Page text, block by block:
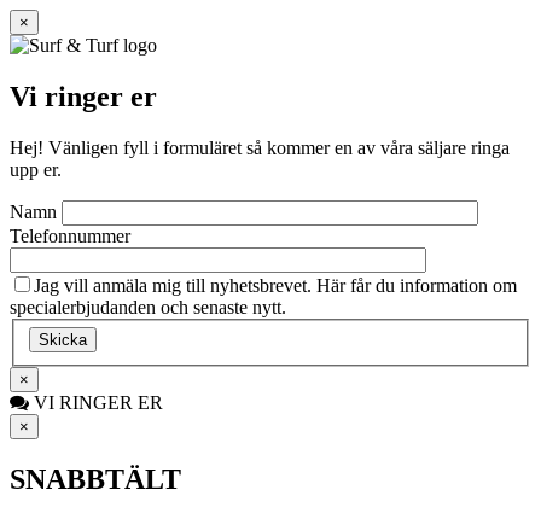
×
Vi ringer er
Hej! Vänligen fyll i formuläret så kommer en av våra säljare ringa
upp er.
Namn
Telefonnummer
Jag vill anmäla mig till nyhetsbrevet. Här får du information om
specialerbjudanden och senaste nytt.
×
VI RINGER ER
×
SNABBTÄLT